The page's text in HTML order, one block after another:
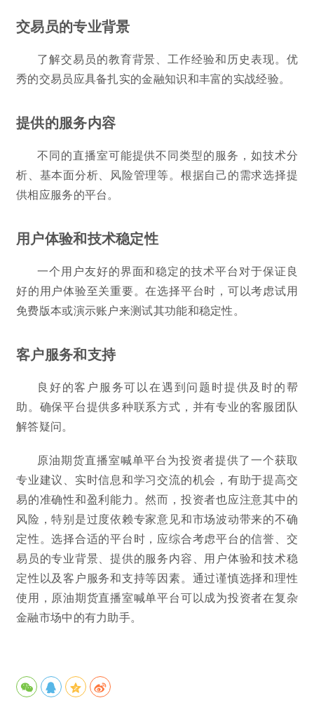
交易员的专业背景
了解交易员的教育背景、工作经验和历史表现。优
秀的交易员应具备扎实的金融知识和丰富的实战经验。
提供的服务内容
不同的直播室可能提供不同类型的服务，如技术分
析、基本面分析、风险管理等。根据自己的需求选择提
供相应服务的平台。
用户体验和技术稳定性
一个用户友好的界面和稳定的技术平台对于保证良
好的用户体验至关重要。在选择平台时，可以考虑试用
免费版本或演示账户来测试其功能和稳定性。
客户服务和支持
良好的客户服务可以在遇到问题时提供及时的帮
助。确保平台提供多种联系方式，并有专业的客服团队
解答疑问。
原油期货直播室喊单平台为投资者提供了一个获取
专业建议、实时信息和学习交流的机会，有助于提高交
易的准确性和盈利能力。然而，投资者也应注意其中的
风险，特别是过度依赖专家意见和市场波动带来的不确
定性。选择合适的平台时，应综合考虑平台的信誉、交
易员的专业背景、提供的服务内容、用户体验和技术稳
定性以及客户服务和支持等因素。通过谨慎选择和理性
使用，原油期货直播室喊单平台可以成为投资者在复杂
金融市场中的有力助手。